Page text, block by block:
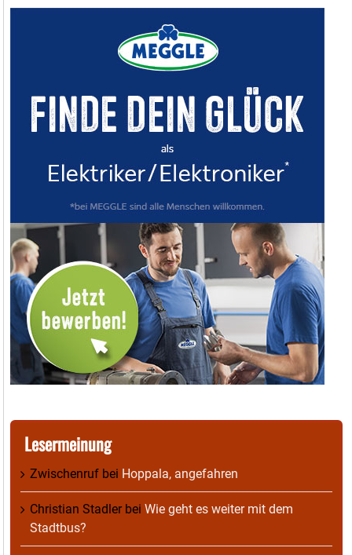
Lesermeinung
Zwischenruf bei Hoppala, angefahren
Christian Stadlerbei Wie geht es weiter mit dem
Stadtbus?